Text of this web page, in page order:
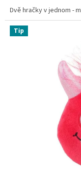
Dvě hračky v jednom -
Tip